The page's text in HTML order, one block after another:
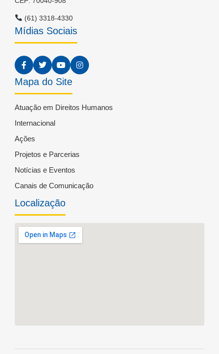
(61) 3318-4330
Mídias Sociais
Mapa do Site
Atuação em Direitos Humanos
Internacional
Ações
Projetos e Parcerias
Notícias e Eventos
Canais de Comunicação
Localização